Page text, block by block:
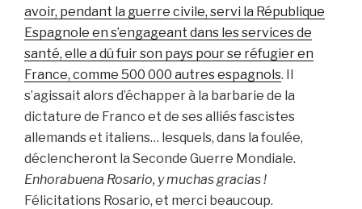
avoir, pendant la guerre civile, servi la République
Espagnole en s’engageant dans les services de
santé, elle a dû fuir son pays pour se réfugier en
France, comme 500 000 autres espagnols. Il
s’agissait alors d’échapper à la barbarie de la
dictature de Franco et de ses alliés fascistes
allemands et italiens… lesquels, dans la foulée,
déclencheront la Seconde Guerre Mondiale.
Enhorabuena Rosario, y muchas gracias !
Félicitations Rosario, et merci beaucoup.